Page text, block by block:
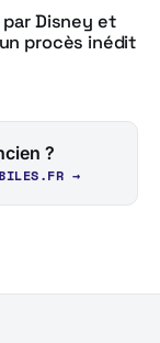
Disney et
procès inédit
?
→